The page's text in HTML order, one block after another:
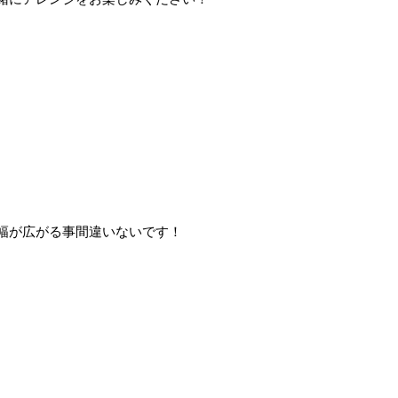
広がる事間違いないです！